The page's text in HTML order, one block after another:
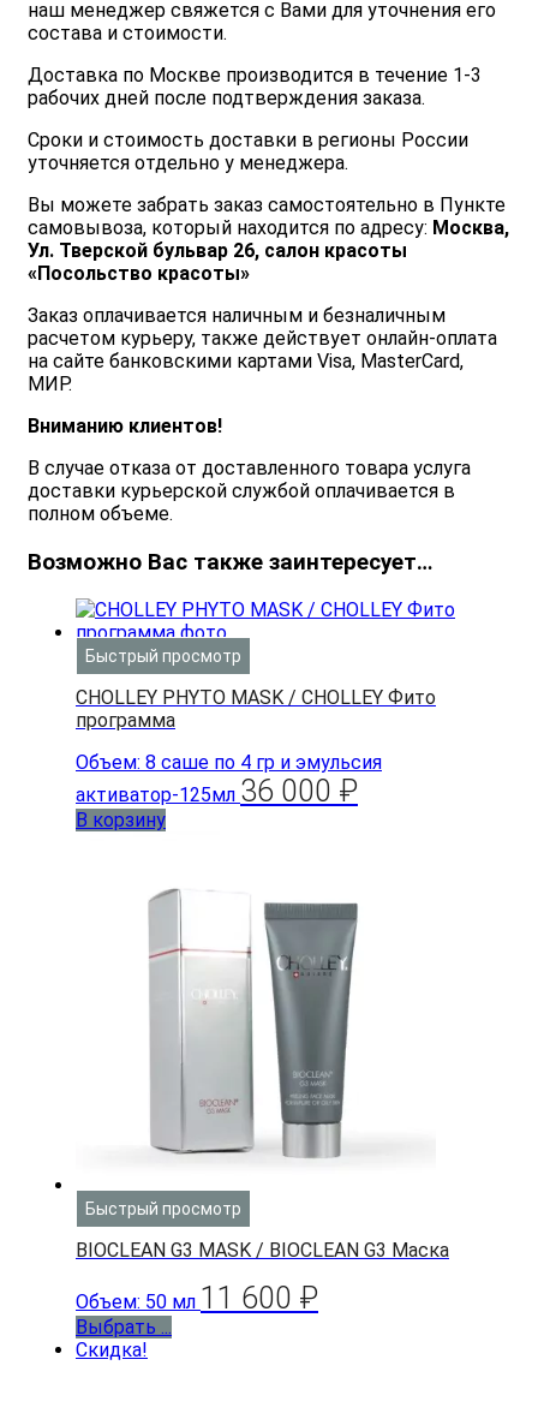
наш менеджер свяжется с Вами для уточнения его
состава и стоимости.
Доставка по Москве производится в течение 1-3
рабочих дней после подтверждения заказа.
Сроки и стоимость доставки в регионы России
уточняется отдельно у менеджера.
Вы можете забрать заказ самостоятельно в Пункте
самовывоза, который находится по адресу: Москва,
Ул. Тверской бульвар 26, салон красоты
«Посольство красоты»
Заказ оплачивается наличным и безналичным
расчетом курьеру, также действует онлайн-оплата
на сайте банковскими картами Visa, MasterCard,
МИР.
Вниманию клиентов!
В случае отказа от доставленного товара услуга
доставки курьерской службой оплачивается в
полном объеме.
Возможно Вас также заинтересует…
Быстрый просмотр
CHOLLEY PHYTO MASK / CHOLLEY Фито
программа
Объем: 8 саше по 4 гр и эмульсия
активатор-125мл 36 000 ₽
В корзину
Быстрый просмотр
BIOCLEAN G3 MASK / BIOCLEAN G3 Маска
Объем: 50 мл 11 600 ₽
Выбрать ...
Скидка!